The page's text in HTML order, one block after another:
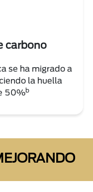
carbono
se ha migrado a
la huella
50%b